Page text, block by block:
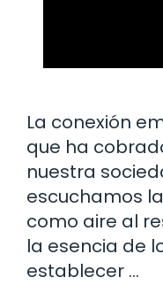
La conexión
que ha
nuestra
escuchamos
como aire al
la esencia de
establecer …